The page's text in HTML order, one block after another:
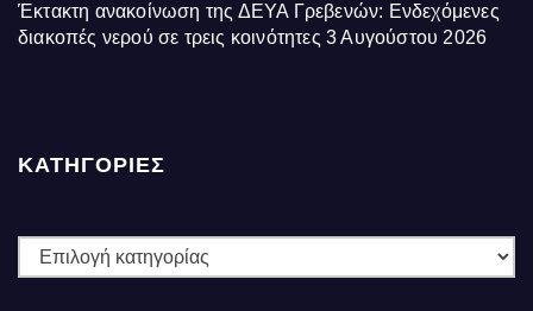
Έκτακτη ανακοίνωση της ΔΕΥΑ Γρεβενών: Ενδεχόμενες
διακοπές νερού σε τρεις κοινότητες 3 Αυγούστου 2026
ΚΑΤΗΓΟΡΙΕΣ
ΚΑΤΗΓΟΡΙΕΣ